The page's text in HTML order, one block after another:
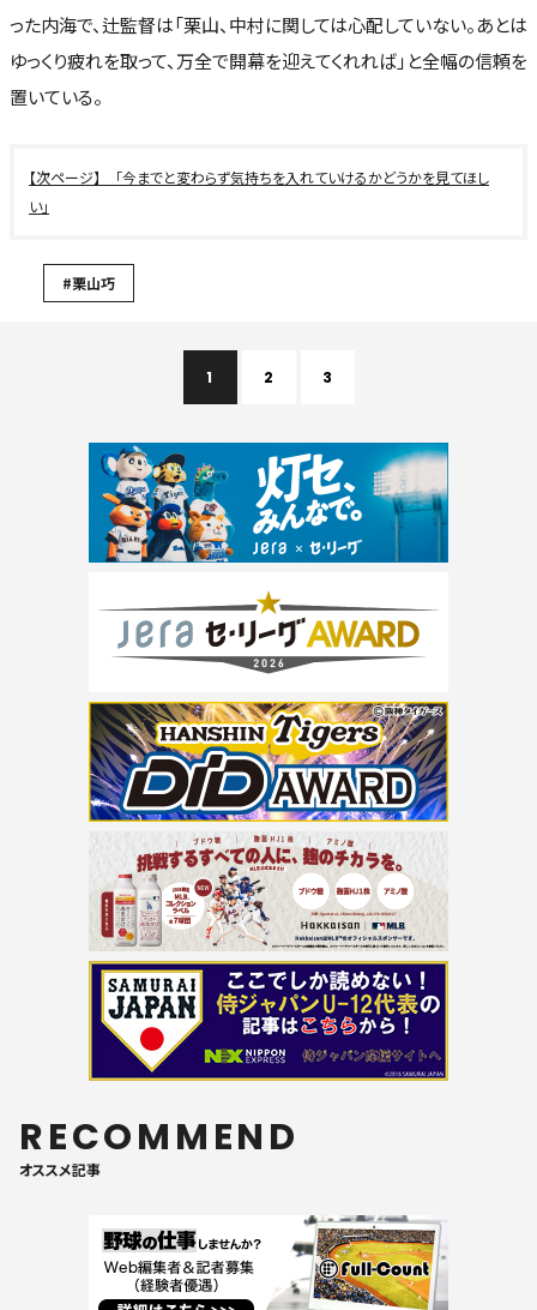
った内海で、辻監督は「栗山、中村に関しては心配していない。あとは
ゆっくり疲れを取って、万全で開幕を迎えてくれれば」と全幅の信頼を
置いている。
「今までと変わらず気持ちを入れていけるかどうかを見てほし
い」
#栗山巧
1 2 3
RECOMMEND
オススメ記事